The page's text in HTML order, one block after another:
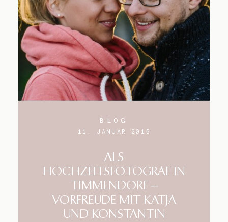
BLOG
11. JANUAR 2015
ALS
HOCHZEITSFOTOGRAF IN
TIMMENDORF –
VORFREUDE MIT KATJA
UND KONSTANTIN